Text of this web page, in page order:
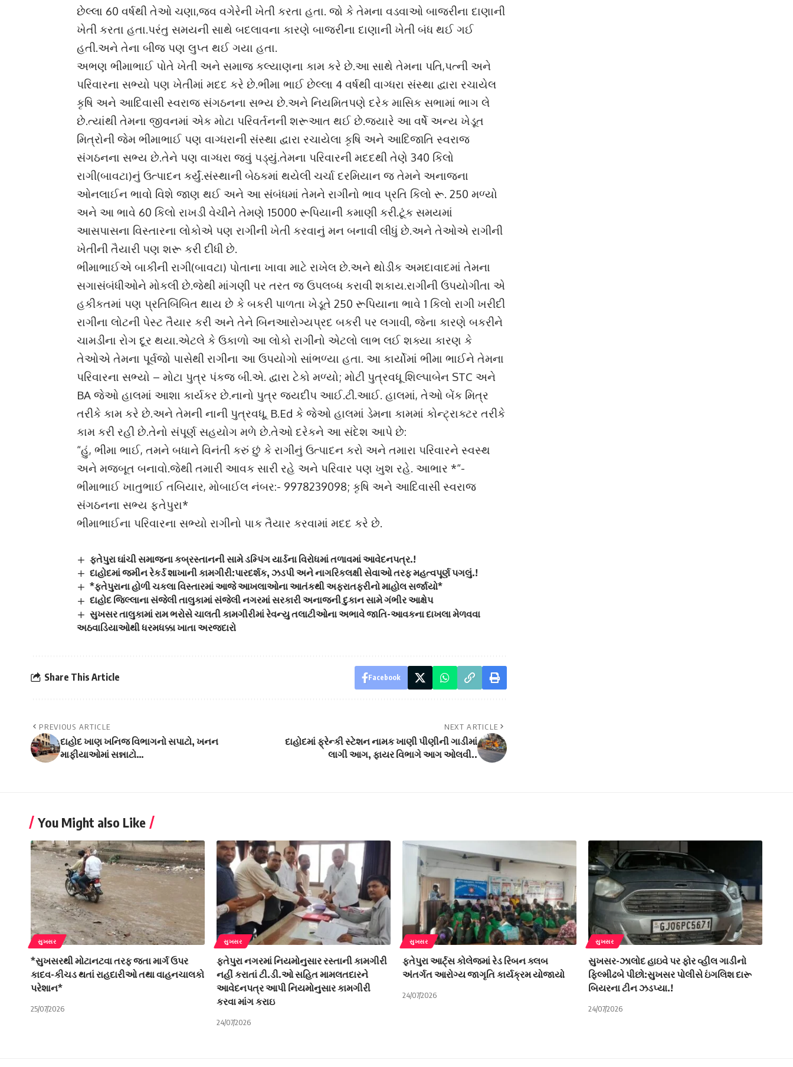
છેલ્લા 60 વર્ષથી તેઓ ચણા,જવ વગેરેની ખેતી કરતા હતા. જો કે તેમના વડવાઓ બાજરીના દાણાની
ખેતી કરતા હતા.પરંતુ સમયની સાથે બદલાવના કારણે બાજરીના દાણાની ખેતી બંધ થઈ ગઈ
હતી.અને તેના બીજ પણ લુપ્ત થઈ ગયા હતા.
અભણ ભીમાભાઈ પોતે ખેતી અને સમાજ કલ્યાણના કામ કરે છે.આ સાથે તેમના પતિ,પત્ની અને
પરિવારના સભ્યો પણ ખેતીમાં મદદ કરે છે.ભીમા ભાઈ છેલ્લા 4 વર્ષથી વાગ્ધરા સંસ્થા દ્વારા રચાયેલ
કૃષિ અને આદિવાસી સ્વરાજ સંગઠનના સભ્ય છે.અને નિયમિતપણે દરેક માસિક સભામાં ભાગ લે
છે.ત્યાંથી તેમના જીવનમાં એક મોટા પરિવર્તનની શરૂઆત થઈ છે.જ્યારે આ વર્ષે અન્ય ખેડૂત
મિત્રોની જેમ ભીમાભાઈ પણ વાગ્ધરાની સંસ્થા દ્વારા રચાયેલા કૃષિ અને આદિજાતિ સ્વરાજ
સંગઠનના સભ્ય છે.તેને પણ વાગ્ધરા જવું પડ્યું.તેમના પરિવારની મદદથી તેણે 340 કિલો
રાગી(બાવટા)નું ઉત્પાદન કર્યું.સંસ્થાની બેઠકમાં થયેલી ચર્ચા દરમિયાન જ તેમને અનાજના
ઓનલાઈન ભાવો વિશે જાણ થઈ અને આ સંબંધમાં તેમને રાગીનો ભાવ પ્રતિ કિલો રૂ. 250 મળ્યો
અને આ ભાવે 60 કિલો રાખડી વેચીને તેમણે 15000 રૂપિયાની કમાણી કરી.ટૂંક સમયમાં
આસપાસના વિસ્તારના લોકોએ પણ રાગીની ખેતી કરવાનું મન બનાવી લીધું છે.અને તેઓએ રાગીની
ખેતીની તૈયારી પણ શરૂ કરી દીધી છે.
ભીમાભાઈએ બાકીની રાગી(બાવટા) પોતાના ખાવા માટે રાખેલ છે.અને થોડીક અમદાવાદમાં તેમના
સગાસંબંધીઓને મોકલી છે.જેથી માંગણી પર તરત જ ઉપલબ્ધ કરાવી શકાય.રાગીની ઉપયોગીતા એ
હકીકતમાં પણ પ્રતિબિંબિત થાય છે કે બકરી પાળતા ખેડૂતે 250 રૂપિયાના ભાવે 1 કિલો રાગી ખરીદી
રાગીના લોટની પેસ્ટ તૈયાર કરી અને તેને બિનઆરોગ્યપ્રદ બકરી પર લગાવી, જેના કારણે બકરીને
ચામડીના રોગ દૂર થયા.એટલે કે ઉકાળો આ લોકો રાગીનો એટલો લાભ લઈ શક્યા કારણ કે
તેઓએ તેમના પૂર્વજો પાસેથી રાગીના આ ઉપયોગો સાંભળ્યા હતા. આ કાર્યોમાં ભીમા ભાઈને તેમના
પરિવારના સભ્યો – મોટા પુત્ર પંકજ બી.એ. દ્વારા ટેકો મળ્યો; મોટી પુત્રવધૂ શિલ્પાબેન STC અને
BA જેઓ હાલમાં આશા કાર્યકર છે.નાનો પુત્ર જયદીપ આઈ.ટી.આઈ. હાલમાં, તેઓ બેંક મિત્ર
તરીકે કામ કરે છે.અને તેમની નાની પુત્રવધૂ, B.Ed કે જેઓ હાલમાં ડેમના કામમાં કોન્ટ્રાક્ટર તરીકે
કામ કરી રહી છે.તેનો સંપૂર્ણ સહયોગ મળે છે.તેઓ દરેકને આ સંદેશ આપે છે:
“હું, ભીમા ભાઈ, તમને બધાને વિનંતી કરું છું કે રાગીનું ઉત્પાદન કરો અને તમારા પરિવારને સ્વસ્થ
અને મજબૂત બનાવો.જેથી તમારી આવક સારી રહે અને પરિવાર પણ ખુશ રહે. આભાર *“-
ભીમાભાઈ ખાતુભાઈ તબિયાર, મોબાઈલ નંબર:- 9978239098; કૃષિ અને આદિવાસી સ્વરાજ
સંગઠનના સભ્ય ફતેપુરા*
ભીમાભાઈના પરિવારના સભ્યો રાગીનો પાક તૈયાર કરવામાં મદદ કરે છે.
ફતેપુરા ઘાંચી સમાજના કબ્રસ્તાનની સામે ડમ્પિંગ યાર્ડના વિરોધમાં તળાવમાં આવેદનપત્ર.!
દાહોદમાં જમીન રેકર્ડ શાખાની કામગીરી:પારદર્શક, ઝડપી અને નાગરિકલક્ષી સેવાઓ તરફ મહત્વપૂર્ણ પગલું.!
*ફતેપુરાના હોળી ચકલા વિસ્તારમાં આજે આખલાઓના આતંકથી અફરાતફરીનો માહોલ સર્જાયો*
દાહોદ જિલ્લાના સંજેલી તાલુકામાં સંજેલી નગરમાં સરકારી અનાજની દુકાન સામે ગંભીર આક્ષેપ
સુખસર તાલુકામાં રામ ભરોસે ચાલતી કામગીરીમાં રેવન્યુ તલાટીઓના અભાવે જાતિ-આવકના દાખલા મેળવવા
અઠવાડિયાઓથી ધરમધક્કા ખાતા અરજદારો
Share This Article Facebook
PREVIOUS ARTICLE
દાહોદ ખાણ ખનિજ વિભાગનો સપાટો, ખનન
માફીયાઓમાં સન્નાટો…
NEXT ARTICLE
દાહોદમાં ફ્રેન્કી સ્ટેશન નામક ખાણી પીણીની ગાડીમાં
લાગી આગ, ફાયર વિભાગે આગ ઓલવી..
You Might also Like
સુખસર
*સુખસરથી મોટાનટવા તરફ જતા માર્ગ ઉપર
કાદવ-કીચડ થતાં રાહદારીઓ તથા વાહનચાલકો
પરેશાન*
25/07/2026
સુખસર
ફતેપુરા નગરમાં નિયમોનુસાર રસ્તાની કામગીરી
નહીં કરાતાં ટી.ડી.ઓ સહિત મામલતદારને
આવેદનપત્ર આપી નિયમોનુસાર કામગીરી
કરવા માંગ કરાઇ
24/07/2026
સુખસર
ફતેપુરા આર્ટ્સ કોલેજમાં રેડ રિબન ક્લબ
અંતર્ગત આરોગ્ય જાગૃતિ કાર્યક્રમ યોજાયો
24/07/2026
સુખસર
સુખસર-ઝાલોદ હાઇવે પર ફોર વ્હીલ ગાડીનો
ફિલ્મીઢબે પીછો:સુખસર પોલીસે ઇંગલિશ દારૂ
બિયરના ટીન ઝડપ્યા.!
24/07/2026